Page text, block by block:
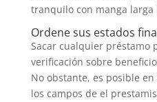
tranquilo con manga
Ordene sus estados
Sacar cualquier préstamo
verificación sobre
No obstante, es posible
los campos de el